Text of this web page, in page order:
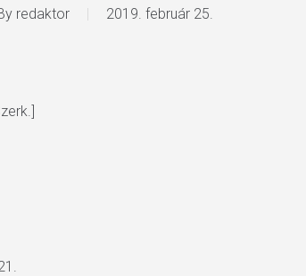
redaktor 2019. február 25.